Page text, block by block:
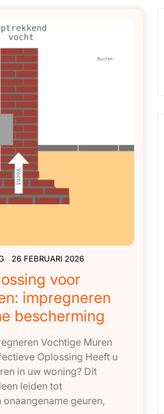
26 FEBRUARI 2026
voor
impregneren
bescherming
Vochtige Muren
Oplossing Heeft u
in uw woning? Dit
leiden tot
geuren,